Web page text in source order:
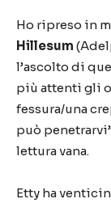
Ho ripreso in
Hillesum
l’ascolto di
più attenti gli
fessura/una
può penetrarvi
lettura vana.
Etty ha